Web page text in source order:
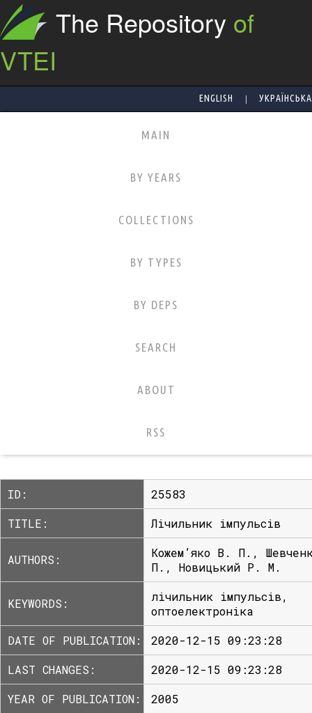
The Repository of
VTEI
ENGLISH | УКРАЇНСЬКА
MAIN
BY YEARS
COLLECTIONS
BY TYPES
BY DEPS
SEARCH
ABOUT
RSS
ID:
25583
TITLE:
Лічильник імпульсів
AUTHORS:
Кожем’яко В. П.,
П., Новицький Р. М.
KEYWORDS:
лічильник імпульсів,
оптоелектроніка
DATE OF PUBLICATION:
2020-12-15 09:23:28
LAST CHANGES:
2020-12-15 09:23:28
YEAR OF PUBLICATION:
2005